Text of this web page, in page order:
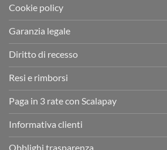
Cookie policy
Garanzia legale
Diritto di recesso
Resi e rimborsi
Paga in 3 rate con Scalapay
Informativa clienti
Obblighi trasparenza